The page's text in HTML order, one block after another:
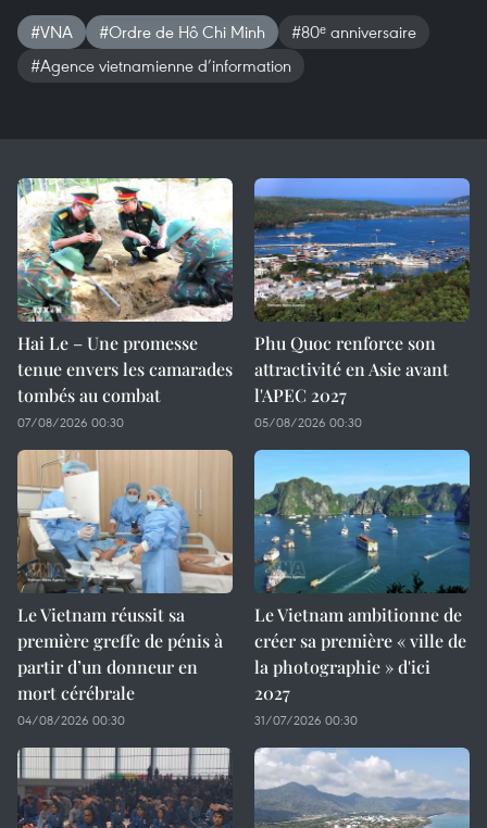
#VNA #Ordre de Hô Chi Minh
#80ᵉ anniversaire
#Agence vietnamienne d’information
Hai Le – Une promesse
tenue envers les camarades
tombés au combat
07/08/2026 00:30
Phu Quoc renforce son
attractivité en Asie avant
l'APEC 2027
05/08/2026 00:30
Le Vietnam réussit sa
première greffe de pénis à
partir d’un donneur en
mort cérébrale
04/08/2026 00:30
Le Vietnam ambitionne de
créer sa première « ville de
la photographie » d'ici
2027
31/07/2026 00:30